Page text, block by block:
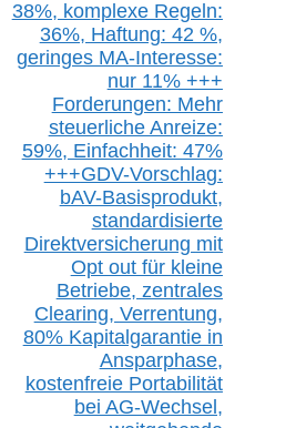
38%, komplexe Regeln:
36%, Haftung: 42 %,
geringes MA-Interesse:
nur 11% +++
Forderungen: Mehr
steuerliche Anreize:
59%, Einfachheit: 47%
+++GDV-Vorschlag:
bAV-Basisprodukt,
standardisierte
Direktversicherung mit
Opt outfür kleine
Betriebe, zentrales
Clearing, Verrentung,
80% Kapitalgarantie in
Ansparphase,
kostenfreie Portabilität
bei AG-Wechsel,